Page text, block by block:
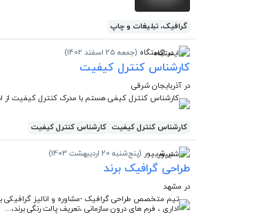
گرافیک، تبلیغات و چاپ
در ایستگاه (جمعه 25 اسفند 1402)
کارشناس کنترل کیفیت
در آذربایجان شرقی
کارشناس کنترل کیفی هستم با مدرک کنترل کیفیت از
کارشناس کنترل کیفیت کارشناس کنترل کیفیت
در شیپور (پنج‌شنبه 20 اردیبهشت 1403)
طراحی گرافیک برند
در مشهد
تیم متخصص طراحی گرافیک -مشاوره و انالیز گرافیکی
اداری ، فرم های درون سازمانی ،تعریف پالت رنگی برند،...